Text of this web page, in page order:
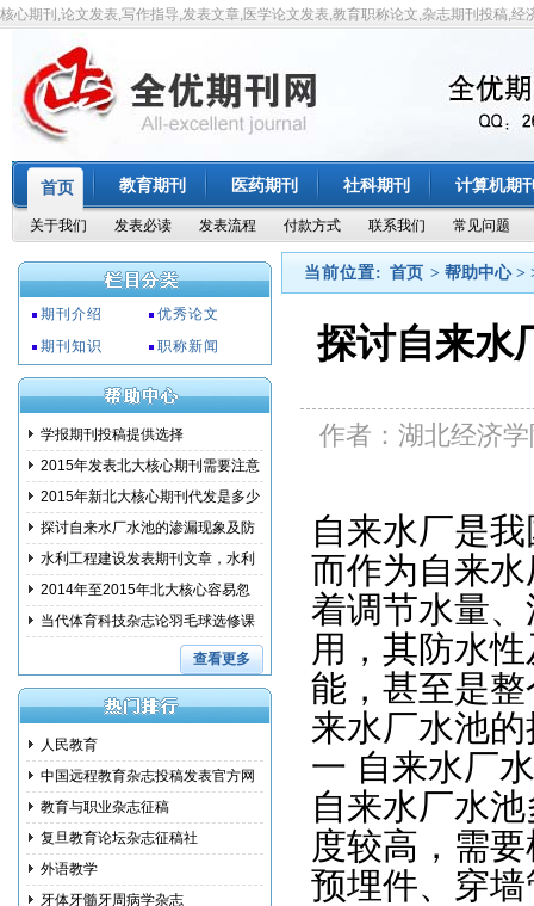
核心期刊,论文发表,写作指导,发表文章,医学论文发表,教育职称论文,杂志期刊投稿,经
首页 教育期刊 医药期刊 社科期刊 计算机期
关于我们 发表必读 发表流程 付款方式 联系我们 常见问题
当前位置: 首页 > 帮助中心 >
探讨自来水
作者：湖北经
自来水厂是
而作为自来
着调节水量
用，其防水
能，甚至是
来水厂水池
一 自来水厂
自来水厂水
度较高，需
预埋件、穿
期刊介绍
优秀论文
期刊知识
职称新闻
学报期刊投稿提供选择
2015年发表北大核心期刊需要注意
事项2015年新北大核心期刊代发是多少
钱?探讨自来水厂水池的渗漏现象及防
范措水利工程建设发表期刊文章，水利
建设2014年至2015年北大核心容易忽
略的问
当代体育科技杂志论羽毛球选修课
查看更多
人民教育
中国远程教育杂志投稿发表官方网
教育与职业杂志征稿
复旦教育论坛杂志征稿社
外语教学
牙体牙髓牙周病学杂志